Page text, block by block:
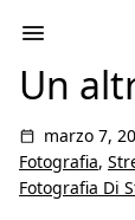
Un
marzo 7,
Fotografia,
Fotografia Di